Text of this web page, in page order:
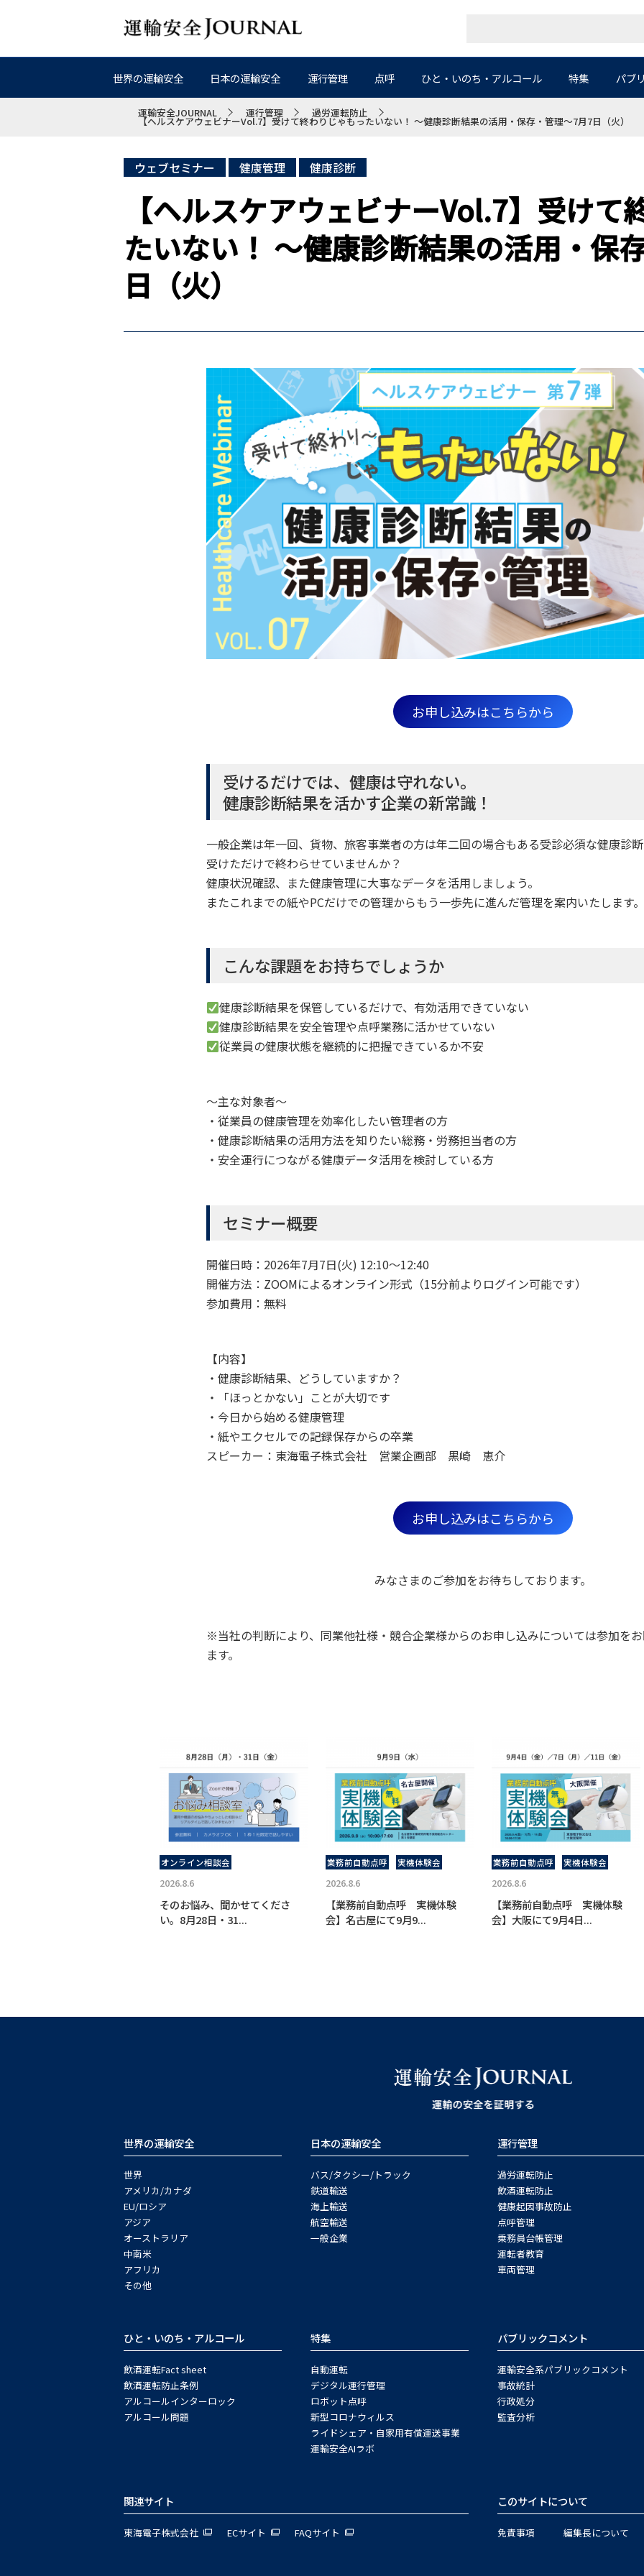
世界の運輸安全 日本の運輸安全 運行管理 点呼 ひと・いのち・アルコール 特集 パブ
運輸安全JOURNAL 運行管理 過労運転防止
【ヘルスケアウェビナーVol.7】受けて終わりじゃもったいない！ ～健康診断結果の活用・保存・管理～7月7日（火）
ウェブセミナー 健康管理 健康診断
【ヘルスケアウェビナーVol.7】受けて
たいない！ ～健康診断結果の活用・保
日（火）
お申し込みはこちらから
受けるだけでは、健康は守れない。
健康診断結果を活かす企業の新常識！
一般企業は年一回、貨物、旅客事業者の方は年二回の場合もある受診必須な健康診
受けただけで終わらせていませんか？
健康状況確認、また健康管理に大事なデータを活用しましょう。
またこれまでの紙やPCだけでの管理からもう一歩先に進んだ管理を案内いたします。
こんな課題をお持ちでしょうか
健康診断結果を保管しているだけで、有効活用できていない
健康診断結果を安全管理や点呼業務に活かせていない
従業員の健康状態を継続的に把握できているか不安
～主な対象者～
・従業員の健康管理を効率化したい管理者の方
・健康診断結果の活用方法を知りたい総務・労務担当者の方
・安全運行につながる健康データ活用を検討している方
セミナー概要
開催日時：2026年7月7日(火) 12:10〜12:40
開催方法：ZOOMによるオンライン形式（15分前よりログイン可能です）
参加費用：無料
【内容】
・健康診断結果、どうしていますか？
・「ほっとかない」ことが大切です
・今日から始める健康管理
・紙やエクセルでの記録保存からの卒業
スピーカー：東海電子株式会社 営業企画部 黒崎 恵介
お申し込みはこちらから
みなさまのご参加をお待ちしております。
※当社の判断により、同業他社様・競合企業様からのお申し込みについては参加を
ます。
オンライン相談会
2026.8.6
そのお悩み、聞かせてくださ
い。8月28日・31...
業務前自動点呼 実機体験会
2026.8.6
【業務前自動点呼 実機体験
会】名古屋にて9月9...
業務前自動点呼 実機体験会
2026.8.6
【業務前自動点呼 実機体験
会】大阪にて9月4日...
世界の運輸安全
世界
アメリカ/カナダ
EU/ロシア
アジア
オーストラリア
中南米
アフリカ
その他
日本の運輸安全
バス/タクシー/トラック
鉄道輸送
海上輸送
航空輸送
一般企業
運行管理
過労運転防止
飲酒運転防止
健康起因事故防止
点呼管理
乗務員台帳管理
運転者教育
車両管理
ひと・いのち・アルコール
飲酒運転Fact sheet
飲酒運転防止条例
アルコールインターロック
アルコール問題
特集
自動運転
デジタル運行管理
ロボット点呼
新型コロナウィルス
ライドシェア・自家用有償運送事業
運輸安全AIラボ
パブリックコメント
運輸安全系パブリックコメント
事故統計
行政処分
監査分析
関連サイト
東海電子株式会社 ECサイト FAQサイト
このサイトについて
免責事項 編集長について